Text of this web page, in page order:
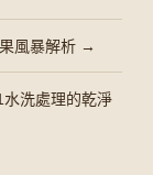
風暴解析 →
洗處理的乾淨